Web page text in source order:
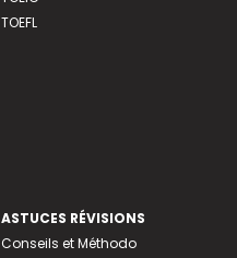
TOEFL
ASTUCES RÉVISIONS
Conseils et Méthodo